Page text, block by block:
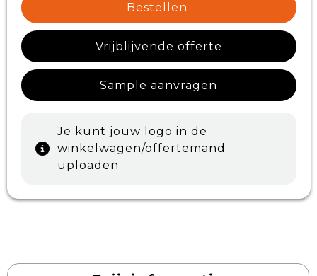
Bestellen
Vrijblijvende offerte
Sample aanvragen
Je kunt jouw logo in de
winkelwagen/offertemand
uploaden